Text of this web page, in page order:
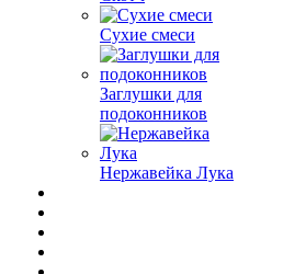
Сухие смеси
Заглушки для
подоконников
Нержавейка Лука